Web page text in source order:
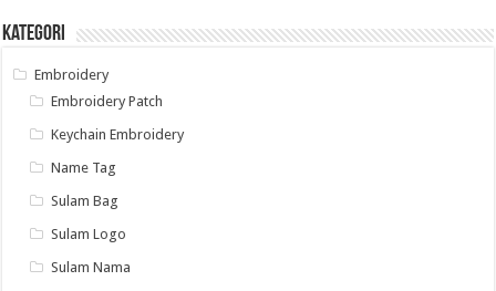
Kategori
Embroidery
Embroidery Patch
Keychain Embroidery
Name Tag
Sulam Bag
Sulam Logo
Sulam Nama